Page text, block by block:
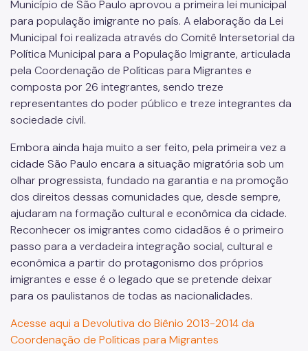
Município de São Paulo aprovou a primeira lei municipal
para população imigrante no país. A elaboração da Lei
Municipal foi realizada através do Comitê Intersetorial da
Política Municipal para a População Imigrante, articulada
pela Coordenação de Políticas para Migrantes e
composta por 26 integrantes, sendo treze
representantes do poder público e treze integrantes da
sociedade civil.
Embora ainda haja muito a ser feito, pela primeira vez a
cidade São Paulo encara a situação migratória sob um
olhar progressista, fundado na garantia e na promoção
dos direitos dessas comunidades que, desde sempre,
ajudaram na formação cultural e econômica da cidade.
Reconhecer os imigrantes como cidadãos é o primeiro
passo para a verdadeira integração social, cultural e
econômica a partir do protagonismo dos próprios
imigrantes e esse é o legado que se pretende deixar
para os paulistanos de todas as nacionalidades.
Acesse aqui a Devolutiva do Biênio 2013-2014 da
Coordenação de Políticas para Migrantes